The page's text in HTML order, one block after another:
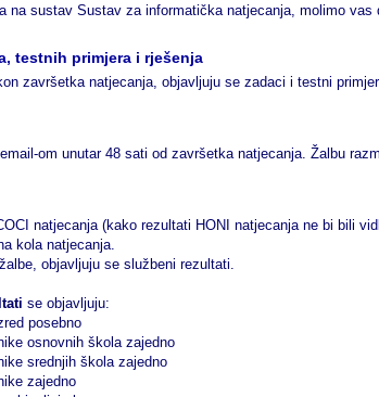
na sustav Sustav za informatička natjecanja, molimo
testnih primjera i rješenja
završetka natjecanja, objavljuju se zadaci i testni
om unutar 48 sati od završetka natjecanja. Žalbu
natjecanja (kako rezultati HONI natjecanja ne bi bili
kola natjecanja.
objavljuju se službeni rezultati.
se objavljuju:
posebno
osnovnih škola zajedno
srednjih škola zajedno
zajedno